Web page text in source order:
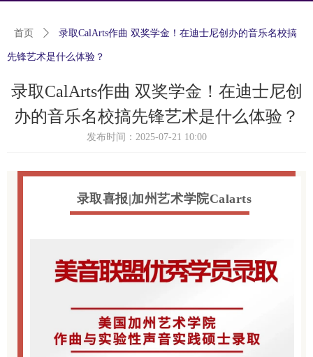
首页 ꄲ 录取CalArts作曲 双奖学金！在迪士尼创办的音乐名校搞
先锋艺术是什么体验？
录取CalArts作曲 双奖学金！在迪士尼创
办的音乐名校搞先锋艺术是什么体验？
录取喜报|加州艺术学院Calarts
发布时间： 2025-07-21 10:00